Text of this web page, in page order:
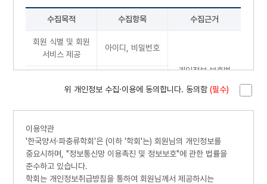
수집목적 수집항목 수집근거
회원 식별 및 회원
서비스 제공
아이디, 비밀번호
개인정보 보호법
및 공지사항 전달
※ 귀하는 우리 홈페이지의 서비스 이용에 필요한 최소한의 필수
개인정보 수집·이용에 동의하지 않을 수 있으나, 동의를 거부할
경우 회원제 서비스 이용이 불가합니다.
위 개인정보 수집·이용에 동의합니다. 동의함 (필수)
이용약관
'한국양서·파충류학회'은 (이하 '학회'는) 회원님의 개인정보를
중요시하며, "정보통신망 이용촉진 및 정보보호"에 관한 법률을
준수하고 있습니다.
학회는 개인정보취급방침을 통하여 회원님께서 제공하시는